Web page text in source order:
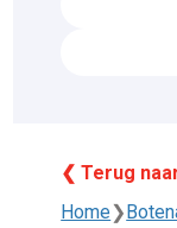
❮ Terug
Home❯